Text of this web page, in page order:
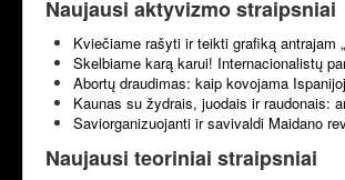
Naujausi aktyvizmo straipsniai
Kviečiame rašyti ir teikti grafiką antrajam
Skelbiame karą karui! Internacionalistų
Abortų draudimas: kaip kovojama
Kaunas su žydrais, juodais ir raudonais:
Saviorganizuojanti ir savivaldi Maidano
Naujausi teoriniai straipsniai